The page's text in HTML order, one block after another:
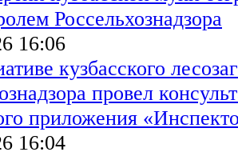
Россельхознадзора
16:06
кузбасского
провел
приложения
16:04